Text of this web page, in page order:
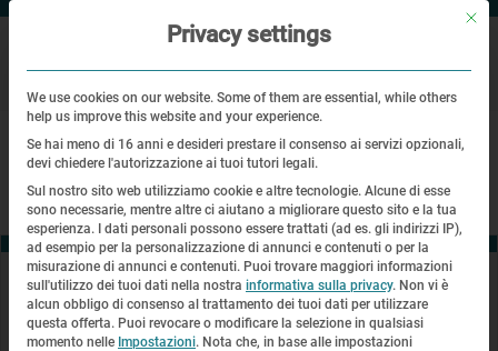
Contatti
KZ-Gedenkstätte Dachau
Mit
Privacy settings
We use cookies on our website. Some of them are essential, while others
help us improve this website and your experience.
Se hai meno di 16 anni e desideri prestare il consenso ai servizi opzionali,
devi chiedere l'autorizzazione ai tuoi tutori legali.
Sul nostro sito web utilizziamo cookie e altre tecnologie. Alcune di esse
sono necessarie, mentre altre ci aiutano a migliorare questo sito e la tua
esperienza.
I dati personali possono essere trattati (ad es. gli indirizzi IP),
ad esempio per la personalizzazione di annunci e contenuti o per la
misurazione di annunci e contenuti. Puoi trovare maggiori informazioni
sull'utilizzo dei tuoi dati nella nostra informativa sulla privacy. Non vi è
alcun obbligo di consenso al trattamento dei tuoi dati per utilizzare
questa offerta. Puoi revocare o modificare la selezione in qualsiasi
momento nelle Impostazioni. Nota che, in base alle impostazioni